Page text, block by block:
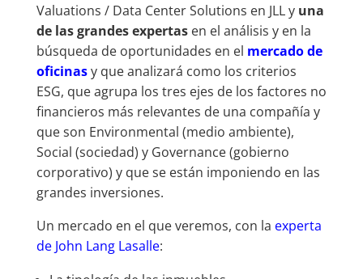
Valuations / Data Center Solutions en JLL yuna
de las grandes expertasen el análisis y en la
búsqueda de oportunidades en el mercado de
oficinasy que analizará como los criterios
ESG, que agrupa los tres ejes de los factores no
financieros más relevantes de una compañía y
que son Environmental (medio ambiente),
Social (sociedad) y Governance (gobierno
corporativo) y que se están imponiendo en las
grandes inversiones.
Un mercado en el que veremos, con la experta
de John Lang Lasalle: